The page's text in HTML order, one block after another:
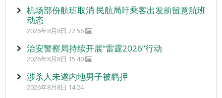
机场部份航班取消 民航局吁乘客出发前留意航班
动态
2026年8月8日 22:56
治安警察局持续开展“雷霆2026”行动
2026年8月8日 15:40
涉杀人未遂内地男子被羁押
2026年8月8日 14:24